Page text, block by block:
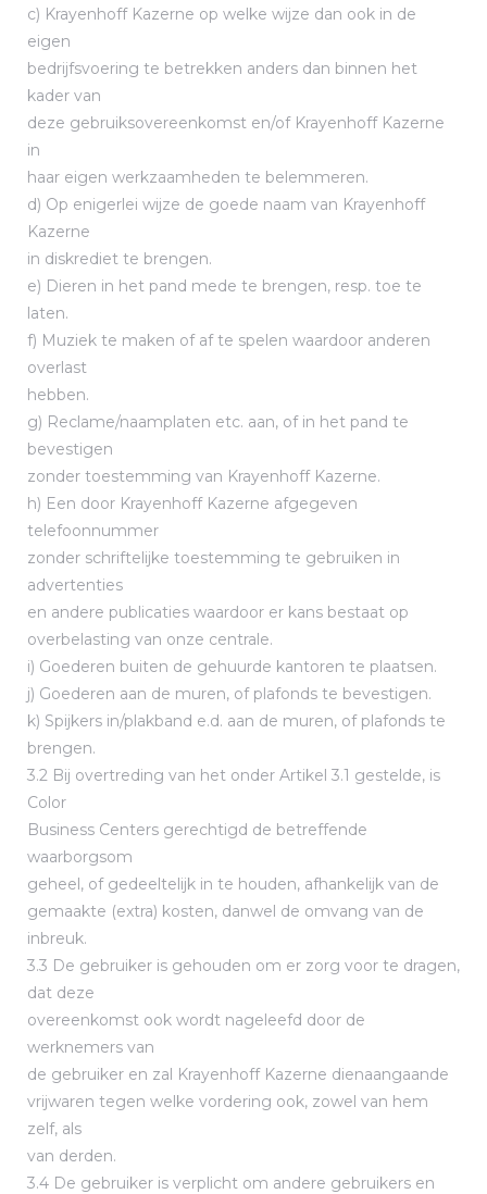
c) Krayenhoff Kazerne op welke wijze dan ook in de
eigen
bedrijfsvoering te betrekken anders dan binnen het
kader van
deze gebruiksovereenkomst en/of Krayenhoff Kazerne
in
haar eigen werkzaamheden te belemmeren.
d) Op enigerlei wijze de goede naam van Krayenhoff
Kazerne
in diskrediet te brengen.
e) Dieren in het pand mede te brengen, resp. toe te
laten.
f) Muziek te maken of af te spelen waardoor anderen
overlast
hebben.
g) Reclame/naamplaten etc. aan, of in het pand te
bevestigen
zonder toestemming van Krayenhoff Kazerne.
h) Een door Krayenhoff Kazerne afgegeven
telefoonnummer
zonder schriftelijke toestemming te gebruiken in
advertenties
en andere publicaties waardoor er kans bestaat op
overbelasting van onze centrale.
i) Goederen buiten de gehuurde kantoren te plaatsen.
j) Goederen aan de muren, of plafonds te bevestigen.
k) Spijkers in/plakband e.d. aan de muren, of plafonds te
brengen.
3.2 Bij overtreding van het onder Artikel 3.1 gestelde, is
Color
Business Centers gerechtigd de betreffende
waarborgsom
geheel, of gedeeltelijk in te houden, afhankelijk van de
gemaakte (extra) kosten, danwel de omvang van de
inbreuk.
3.3 De gebruiker is gehouden om er zorg voor te dragen,
dat deze
overeenkomst ook wordt nageleefd door de
werknemers van
de gebruiker en zal Krayenhoff Kazerne dienaangaande
vrijwaren tegen welke vordering ook, zowel van hem
zelf, als
van derden.
3.4 De gebruiker is verplicht om andere gebruikers en